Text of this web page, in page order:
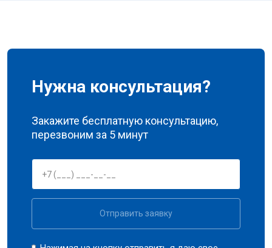
Нужна консультация?
Закажите бесплатную консультацию,
перезвоним за 5 минут
Отправить заявку